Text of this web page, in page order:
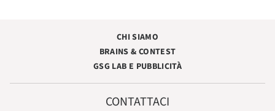
CHI SIAMO
BRAINS & CONTEST
GSG LAB E PUBBLICITÀ
CONTATTACI